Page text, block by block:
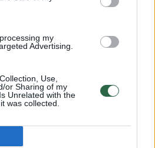
my
Advertising.
Use,
or Sharing of my
Unrelated with the
was collected.
laiko bandymu įsitvirtinti
neteisus
Vilniaus Vakarinis aplinkkelis: